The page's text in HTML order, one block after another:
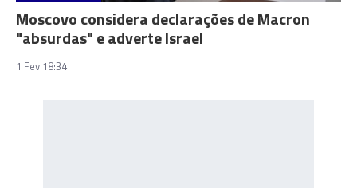
Moscovo considera declarações de Macron
"absurdas" e adverte Israel
1 Fev 18:34